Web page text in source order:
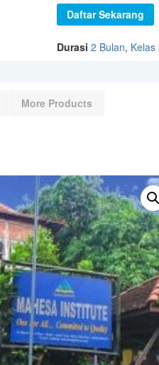
Daftar Sekarang
Durasi 2 Bulan, Kelas
More Products